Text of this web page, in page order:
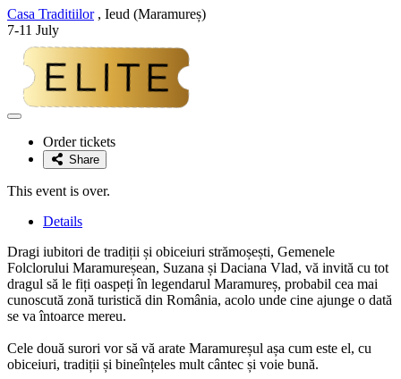
Casa Traditiilor, Ieud (Maramureș)
7-11 July
Adaugă
favoriteOrder tickets
Share
This event is over.
Details
Dragi iubitori de tradiții și obiceiuri strămoșești, Gemenele
Folclorului Maramureșean, Suzana și Daciana Vlad, vă invită cu tot
dragul să le fiți oaspeți în legendarul Maramureș, probabil cea mai
cunoscută zonă turistică din România, acolo unde cine ajunge o dată
se va întoarce mereu.
Cele două surori vor să vă arate Maramureșul așa cum este el, cu
obiceiuri, tradiții și bineînțeles mult cântec și voie bună.